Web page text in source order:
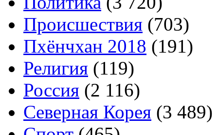
Происшествия (703)
Пхёнчхан 2018 (191)
Религия (119)
Россия (2 116)
Северная Корея (3 489)